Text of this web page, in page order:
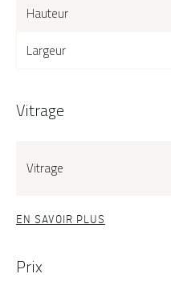
Hauteur
Largeur
Vitrage
Vitrage
EN SAVOIR PLUS
Prix